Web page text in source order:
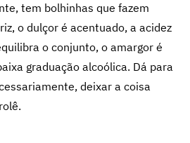
tem bolhinhas que fazem
o dulçor é acentuado, a acidez
o conjunto, o amargor é
graduação alcoólica. Dá para
deixar a coisa